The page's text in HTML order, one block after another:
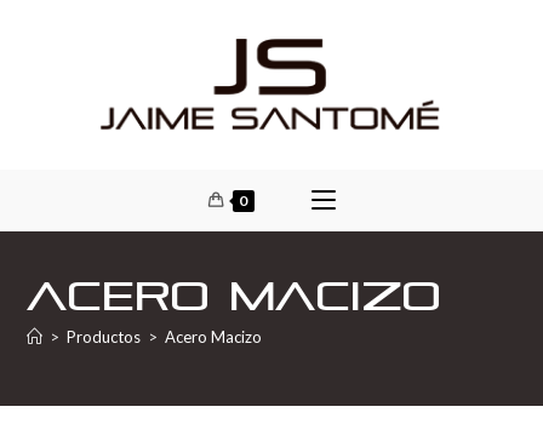
0
Acero Macizo
> Productos > Acero Macizo